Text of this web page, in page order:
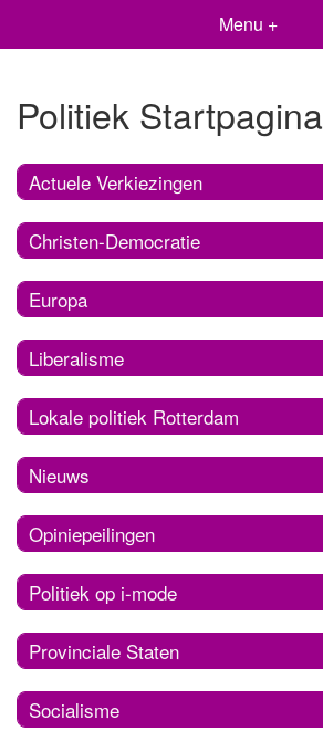
Menu +
Politiek Startpagina
Actuele Verkiezingen
Christen-Democratie
Europa
Liberalisme
Lokale politiek Rotterdam
Nieuws
Opiniepeilingen
Politiek op i-mode
Provinciale Staten
Socialisme